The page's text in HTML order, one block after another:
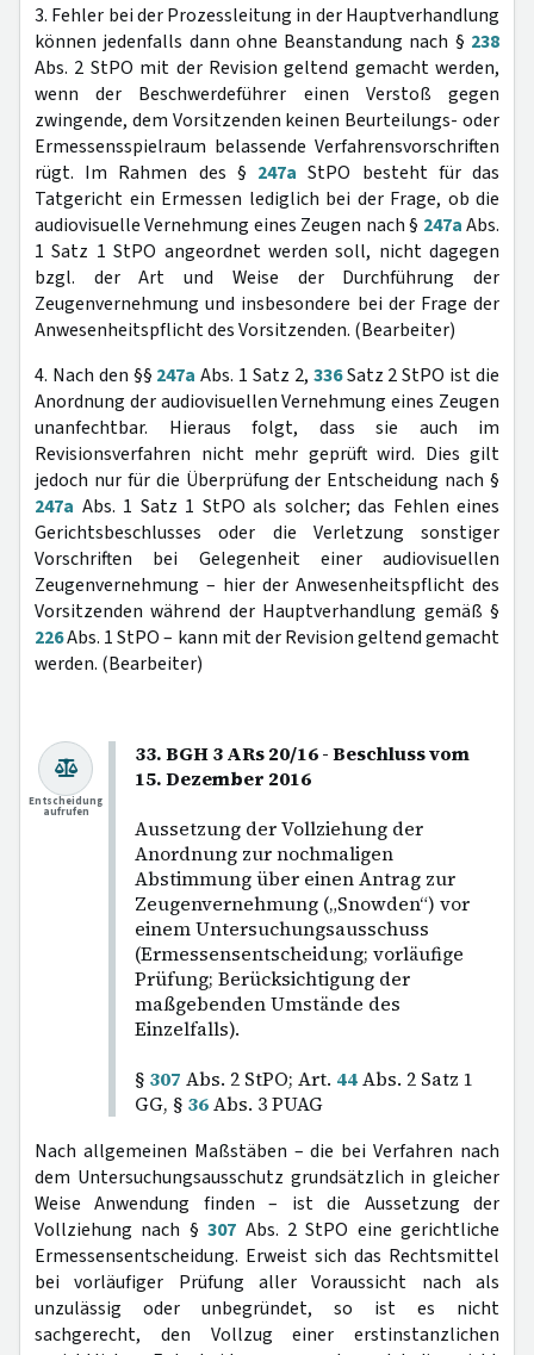
3. Fehler bei der Prozessleitung in der Hauptverhandlung
können jedenfalls dann ohne Beanstandung nach § 238
Abs. 2 StPO mit der Revision geltend gemacht werden,
wenn der Beschwerdeführer einen Verstoß gegen
zwingende, dem Vorsitzenden keinen Beurteilungs- oder
Ermessensspielraum belassende Verfahrensvorschriften
rügt. Im Rahmen des § 247a StPO besteht für das
Tatgericht ein Ermessen lediglich bei der Frage, ob die
audiovisuelle Vernehmung eines Zeugen nach § 247aAbs.
1 Satz 1 StPO angeordnet werden soll, nicht dagegen
bzgl. der Art und Weise der Durchführung der
Zeugenvernehmung und insbesondere bei der Frage der
Anwesenheitspflicht des Vorsitzenden. (Bearbeiter)
4. Nach den §§ 247a Abs. 1 Satz 2, 336Satz 2 StPO ist die
Anordnung der audiovisuellen Vernehmung eines Zeugen
unanfechtbar. Hieraus folgt, dass sie auch im
Revisionsverfahren nicht mehr geprüft wird. Dies gilt
jedoch nur für die Überprüfung der Entscheidung nach §
247a Abs. 1 Satz 1 StPO als solcher; das Fehlen eines
Gerichtsbeschlusses oder die Verletzung sonstiger
Vorschriften bei Gelegenheit einer audiovisuellen
Zeugenvernehmung – hier der Anwesenheitspflicht des
Vorsitzenden während der Hauptverhandlung gemäß §
226Abs. 1 StPO – kann mit der Revision geltend gemacht
werden. (Bearbeiter)
33. BGH 3 ARs 20/16 - Beschluss vom
15. Dezember 2016
Aussetzung der Vollziehung der
Anordnung zur nochmaligen
Abstimmung über einen Antrag zur
Zeugenvernehmung („Snowden“) vor
einem Untersuchungsausschuss
(Ermessensentscheidung; vorläufige
Prüfung; Berücksichtigung der
maßgebenden Umstände des
Einzelfalls).
§ 307 Abs. 2 StPO; Art. 44Abs. 2 Satz 1
GG, § 36Abs. 3 PUAG
Entscheidung
aufrufen
Nach allgemeinen Maßstäben – die bei Verfahren nach
dem Untersuchungsausschutz grundsätzlich in gleicher
Weise Anwendung finden – ist die Aussetzung der
Vollziehung nach §307 Abs. 2 StPO eine gerichtliche
Ermessensentscheidung. Erweist sich das Rechtsmittel
bei vorläufiger Prüfung aller Voraussicht nach als
unzulässig oder unbegründet, so ist es nicht
sachgerecht, den Vollzug einer erstinstanzlichen